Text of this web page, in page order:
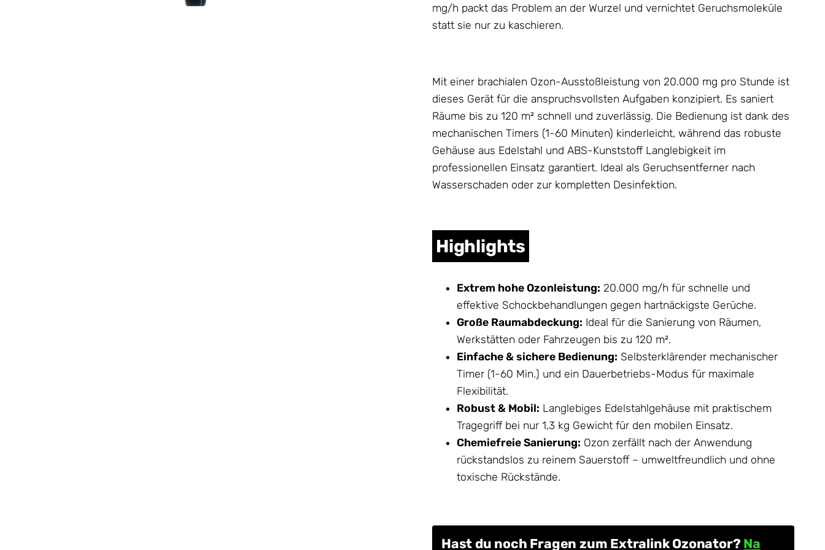
mg/h packt das Problem an der Wurzel und vernichtet Geruchsmoleküle
statt sie nur zu kaschieren.
Mit einer brachialen Ozon-Ausstoßleistung von 20.000 mg pro Stunde ist
dieses Gerät für die anspruchsvollsten Aufgaben konzipiert. Es saniert
Räume bis zu 120 m² schnell und zuverlässig. Die Bedienung ist dank des
mechanischen Timers (1-60 Minuten) kinderleicht, während das robuste
Gehäuse aus Edelstahl und ABS-Kunststoff Langlebigkeit im
professionellen Einsatz garantiert. Ideal als Geruchsentferner nach
Wasserschaden oder zur kompletten Desinfektion.
Highlights
Extrem hohe Ozonleistung: 20.000 mg/h für schnelle und
effektive Schockbehandlungen gegen hartnäckigste Gerüche.
Große Raumabdeckung: Ideal für die Sanierung von Räumen,
Werkstätten oder Fahrzeugen bis zu 120 m².
Einfache & sichere Bedienung: Selbsterklärender mechanischer
Timer (1-60 Min.) und ein Dauerbetriebs-Modus für maximale
Flexibilität.
Robust & Mobil: Langlebiges Edelstahlgehäuse mit praktischem
Tragegriff bei nur 1,3 kg Gewicht für den mobilen Einsatz.
Chemiefreie Sanierung: Ozon zerfällt nach der Anwendung
rückstandslos zu reinem Sauerstoff – umweltfreundlich und ohne
toxische Rückstände.
Hast du noch Fragen zum Extralink Ozonator? Na